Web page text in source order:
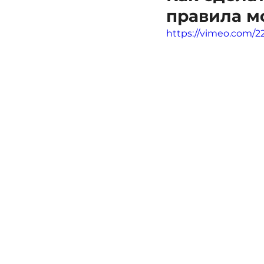
правила
https://vimeo.com/